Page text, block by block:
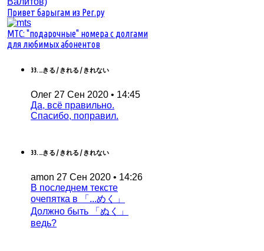
Привет барыгам из Рег.ру
MTC: "подарочные" номера с долгами
для любимых абонентов
33. ...きる / きれる / きれない
Олег 27 Сен 2020 • 14:45
Да, всё правильно.
Спасибо, поправил.
33. ...きる / きれる / きれない
amon 27 Сен 2020 • 14:26
В последнем тексте
очепятка в 「...めく」
Должно быть 「ぬく」
ведь?